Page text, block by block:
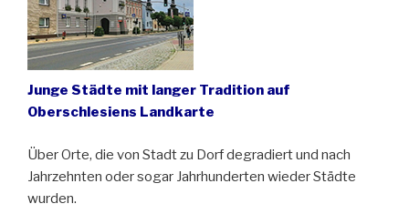
Junge Städte mit langer Tradition auf
Oberschlesiens Landkarte
Über Orte, die von Stadt zu Dorf degradiert und nach
Jahrzehnten oder sogar Jahrhunderten wieder Städte
wurden.